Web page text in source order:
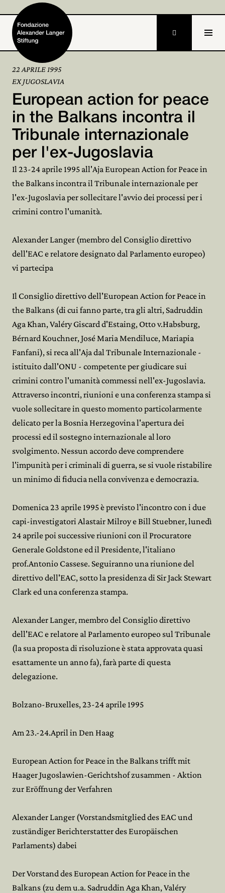
Home
Fondazione
Attività e progetti
Alexander Langer
Archivio
Partecipa

22 APRILE 1995
EX JUGOSLAVIA
European action for peace
in the Balkans incontra il
Tribunale internazionale
per l'ex-Jugoslavia
Il 23-24 aprile 1995 all'Aja European Action for Peace in
the Balkans incontra il Tribunale internazionale per
l'ex-Jugoslavia per sollecitare l'avvio dei processi per i
crimini contro l'umanità.
Alexander Langer (membro del Consiglio direttivo
dell'EAC e relatore designato dal Parlamento europeo)
vi partecipa
Il Consiglio direttivo dell'European Action for Peace in
the Balkans (di cui fanno parte, tra gli altri, Sadruddin
Aga Khan, Valéry Giscard d'Estaing, Otto v.Habsburg,
Bérnard Kouchner, José Maria Mendiluce, Mariapia
Fanfani), si reca all'Aja dal Tribunale Internazionale -
istituito dall'ONU - competente per giudicare sui
crimini contro l'umanità commessi nell'ex-Jugoslavia.
Attraverso incontri, riunioni e una conferenza stampa si
vuole sollecitare in questo momento particolarmente
delicato per la Bosnia Herzegovina l'apertura dei
processi ed il sostegno internazionale al loro
svolgimento. Nessun accordo deve comprendere
l'impunità per i criminali di guerra, se si vuole ristabilire
un minimo di fiducia nella convivenza e democrazia.
Domenica 23 aprile 1995 è previsto l'incontro con i due
capi-investigatori Alastair Milroy e Bill Stuebner, lunedì
24 aprile poi successive riunioni con il Procuratore
Generale Goldstone ed il Presidente, l'italiano
prof.Antonio Cassese. Seguiranno una riunione del
direttivo dell'EAC, sotto la presidenza di Sir Jack Stewart
Clark ed una conferenza stampa.
Alexander Langer, membro del Consiglio direttivo
dell'EAC e relatore al Parlamento europeo sul Tribunale
(la sua proposta di risoluzione è stata approvata quasi
esattamente un anno fa), farà parte di questa
delegazione.
Bolzano-Bruxelles, 23-24 aprile 1995
Am 23.-24.April in Den Haag
European Action for Peace in the Balkans trifft mit
Haager Jugoslawien-Gerichtshof zusammen - Aktion
zur Eröffnung der Verfahren
Alexander Langer (Vorstandsmitglied des EAC und
zuständiger Berichterstatter des Europäischen
Parlaments) dabei
Der Vorstand des European Action for Peace in the
Balkans (zu dem u.a. Sadruddin Aga Khan, Valéry